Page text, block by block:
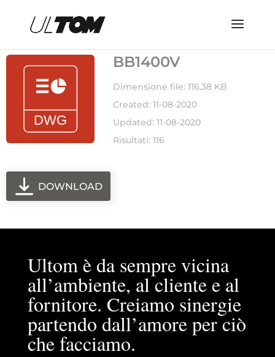
BB1400V
Dimensione file: 116.38 KB
Created: 11-08-2020
Updated: 11-08-2020
Risultati: 116
DOWNLOAD
Ultom è da sempre vicina
all’ambiente, al cliente e al
fornitore. Creiamo sinergie
partendo dall’amore per ciò
che facciamo.